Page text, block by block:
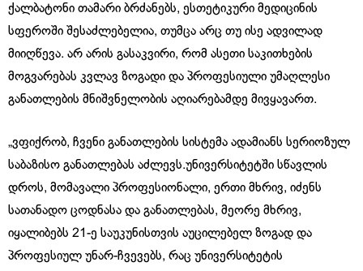
ქალბატონი თამარი ბრძანებს, ესთეტიკური მედიცინის
სფეროში შესაძლებელია, თუმცა არც თუ ისე ადვილად
მიიღწევა. არ არის გასაკვირი, რომ ასეთი საკითხების
მოგვარებას კვლავ ზოგადი და პროფესიული უმაღლესი
განათლების მნიშვნელობის აღიარებამდე მივყავართ.
„ვფიქრობ, ჩვენი განათლების სისტემა ადამიანს სერიოზულ
საბაზისო განათლებას აძლევს.უნივერსიტეტში სწავლის
დროს, მომავალი პროფესიონალი, ერთი მხრივ, იძენს
სათანადო ცოდნასა და განათლებას, მეორე მხრივ,
იყალიბებს 21-ე საუკუნისთვის აუცილებელ ზოგად და
პროფესიულ უნარ-ჩვევებს, რაც უნივერსიტეტის